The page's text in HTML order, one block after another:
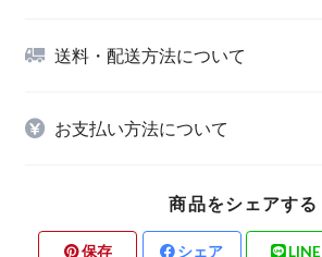
送料・配送方法について
お支払い方法について
商品をシェアする
保存 シェア LINE